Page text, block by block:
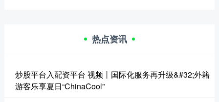
热点资讯
炒股平台入配资平台 视频丨国际化服务再升级&#32;外籍
游客乐享夏日“ChinaCool”